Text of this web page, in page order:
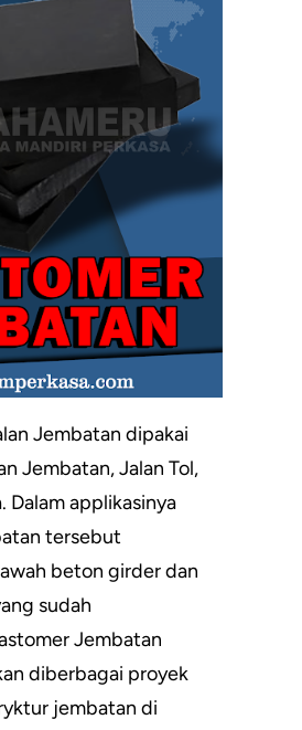
Jembatan dipakai
Jembatan, Jalan Tol,
Dalam applikasinya
tersebut
beton girder dan
sudah
Jembatan
diberbagai proyek
jembatan di